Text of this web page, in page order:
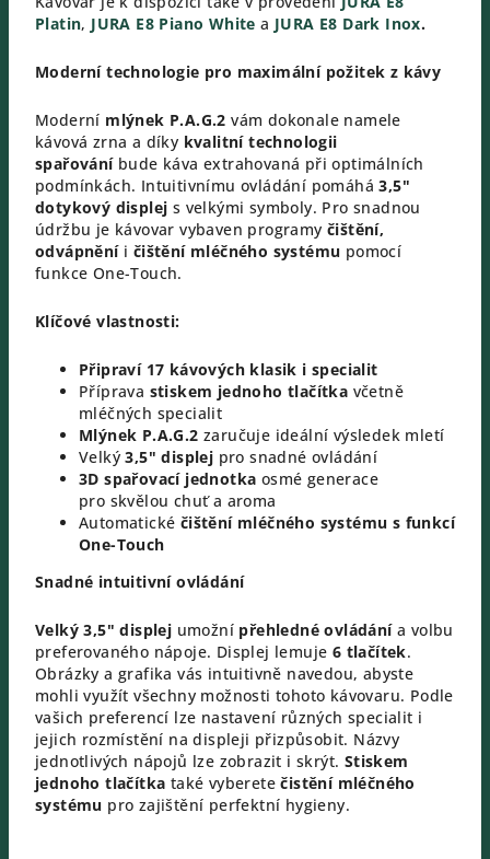
Platin, JURA E8 Piano White a JURA E8 Dark Inox.
Moderní technologie pro maximální požitek z kávy
Moderní mlýnek P.A.G.2 vám dokonale namele
kávová zrna a díky kvalitní technologii
spařováníbude káva extrahovaná při optimálních
podmínkách. Intuitivnímu ovládání pomáhá3,5"
dotykový displej s velkými symboly. Pro snadnou
údržbu je kávovar vybaven programy čištění,
odvápněníi čištění mléčného systému pomocí
funkce One-Touch.
Klíčové vlastnosti:
Připraví 17 kávových klasik i specialit
Příprava stiskem jednoho tlačítka včetně
mléčných specialit
Mlýnek P.A.G.2 zaručuje ideální výsledek mletí
Velký 3,5" displej pro snadné ovládání
3D spařovací jednotka osmé generace
pro skvělou chuť a aroma
Automatické čištění mléčného systému s funkcí
One-Touch
Snadné intuitivní ovládání
Velký 3,5" displej umožní přehledné ovládánía volbu
preferovaného nápoje. Displej lemuje 6 tlačítek.
Obrázky a grafika vás intuitivně navedou, abyste
mohli využít všechny možnosti tohoto kávovaru. Podle
vašich preferencí lze nastavení různých specialit i
jejich rozmístění na displeji přizpůsobit. Názvy
jednotlivých nápojů lze zobrazit i skrýt. Stiskem
jednoho tlačítka také vyberetečistění mléčného
systému pro zajištění perfektní hygieny.